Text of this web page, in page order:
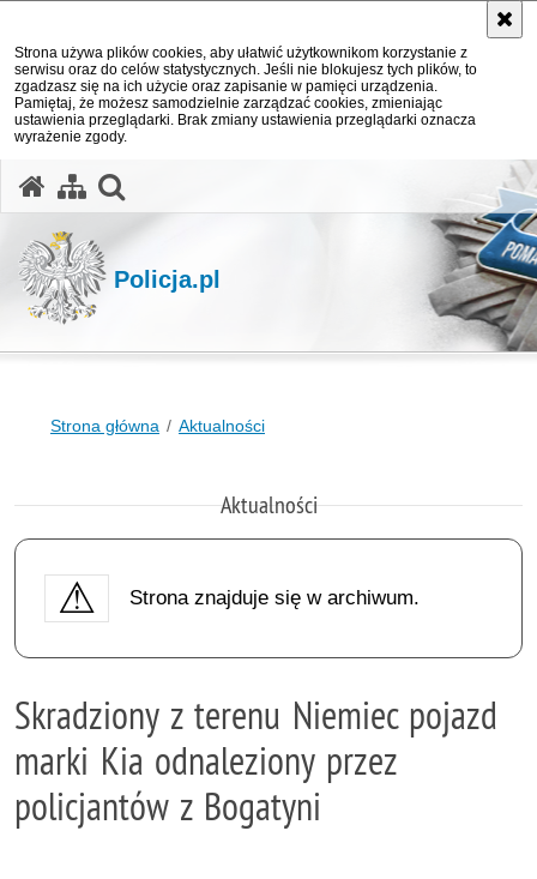
Strona używa plików cookies, aby ułatwić użytkownikom korzystanie z
serwisu oraz do celów statystycznych. Jeśli nie blokujesz tych plików, to
zgadzasz się na ich użycie oraz zapisanie w pamięci urządzenia.
Pamiętaj, że możesz samodzielnie zarządzać cookies, zmieniając
ustawienia przeglądarki. Brak zmiany ustawienia przeglądarki oznacza
wyrażenie zgody.
Policja.pl
Strona główna Aktualności
Aktualności
Strona znajduje się w archiwum.
Skradziony z terenu Niemiec pojazd
marki Kia odnaleziony przez
policjantów z Bogatyni